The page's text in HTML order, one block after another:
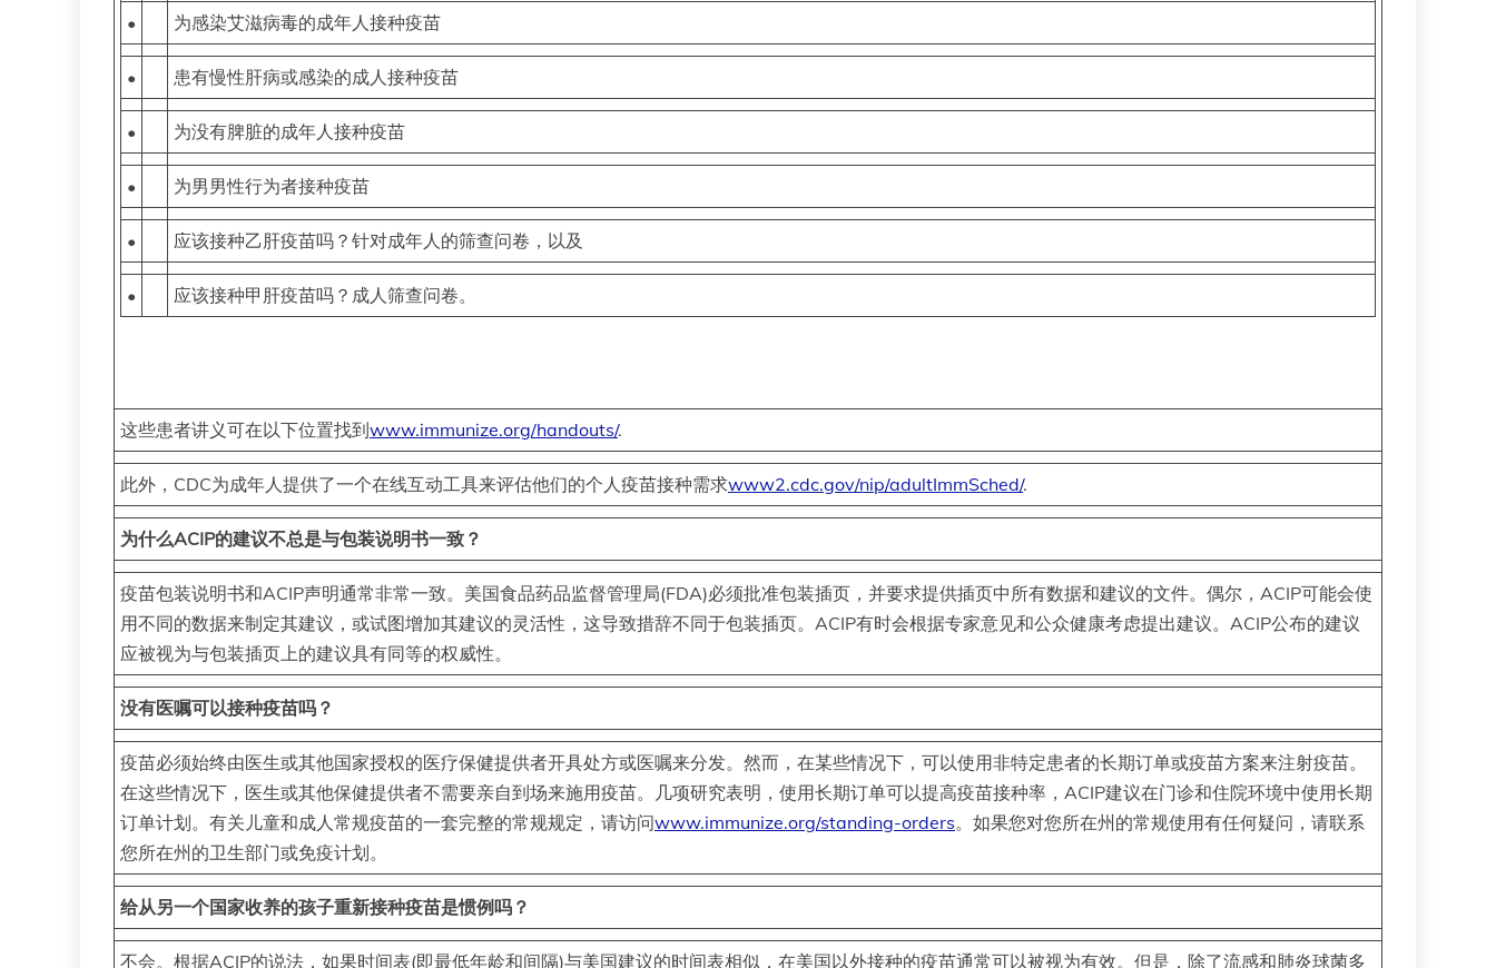
• 为感染艾滋病毒的成年人接种疫苗
• 患有慢性肝病或感染的成人接种疫苗
• 为没有脾脏的成年人接种疫苗
• 为男男性行为者接种疫苗
• 应该接种乙肝疫苗吗？针对成年人的筛查问卷，以及
• 应该接种甲肝疫苗吗？成人筛查问卷。
这些患者讲义可在以下位置找到www.immunize.org/handouts/.
此外，CDC为成年人提供了一个在线互动工具来评估他们的个人疫苗接种需求www2.cdc.gov/nip/adultImmSched/.
为什么ACIP的建议不总是与包装说明书一致？
疫苗包装说明书和ACIP声明通常非常一致。美国食品药品监督管理局(FDA)必须批准包装插页，并要求提供插页中所有数据和建议的文件。偶尔，ACIP可能会使
用不同的数据来制定其建议，或试图增加其建议的灵活性，这导致措辞不同于包装插页。ACIP有时会根据专家意见和公众健康考虑提出建议。ACIP公布的建议
应被视为与包装插页上的建议具有同等的权威性。
没有医嘱可以接种疫苗吗？
疫苗必须始终由医生或其他国家授权的医疗保健提供者开具处方或医嘱来分发。然而，在某些情况下，可以使用非特定患者的长期订单或疫苗方案来注射疫苗。
在这些情况下，医生或其他保健提供者不需要亲自到场来施用疫苗。几项研究表明，使用长期订单可以提高疫苗接种率，ACIP建议在门诊和住院环境中使用长期
订单计划。有关儿童和成人常规疫苗的一套完整的常规规定，请访问www.immunize.org/standing-orders。如果您对您所在州的常规使用有任何疑问，请联系
您所在州的卫生部门或免疫计划。
给从另一个国家收养的孩子重新接种疫苗是惯例吗？
不会。根据ACIP的说法，如果时间表(即最低年龄和间隔)与美国建议的时间表相似，在美国以外接种的疫苗通常可以被视为有效。但是，除了流感和肺炎球菌多